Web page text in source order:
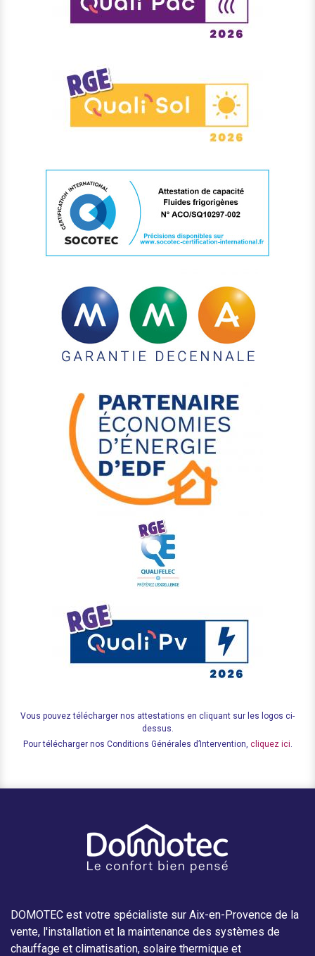
Vous pouvez télécharger nos attestations en cliquant sur les logos ci-
dessus.
Pour télécharger nos Conditions Générales d’Intervention, cliquez ici.
DOMOTEC est votre spécialiste sur Aix-en-Provence de la
vente, l'installation et la maintenance des systèmes de
chauffage et climatisation, solaire thermique et